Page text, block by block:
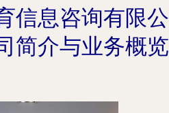
信息咨询有限公
简介与业务概览